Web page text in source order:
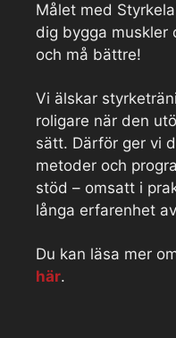
Målet med
dig bygga muskler
och må bättre!
Vi älskar
roligare när den
sätt. Därför ger vi
metoder och
stöd – omsatt i
långa erfarenhet
Du kan läsa mer
här.